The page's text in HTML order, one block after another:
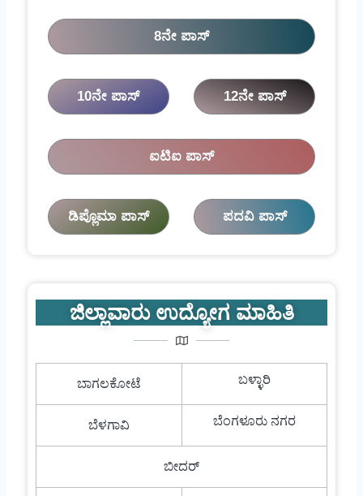
8ನೇ ಪಾಸ್
10ನೇ ಪಾಸ್ 12ನೇ ಪಾಸ್
ಐಟಿಐ ಪಾಸ್
ಡಿಪ್ಲೊಮಾ ಪಾಸ್ ಪದವಿ ಪಾಸ್
ಜಿಲ್ಲಾವಾರು ಉದ್ಯೋಗ ಮಾಹಿತಿ
ಬಾಗಲಕೋಟೆ ಬಳ್ಳಾರಿ
ಬೆಳಗಾವಿ ಬೆಂಗಳೂರು ನಗರ
ಬೀದರ್